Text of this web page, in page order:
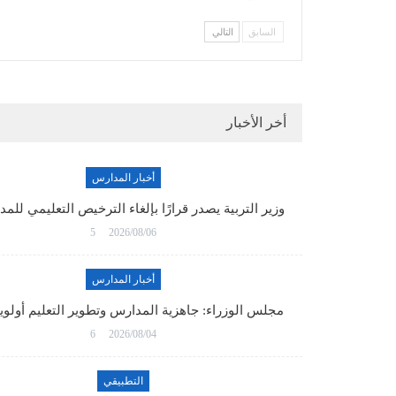
السابق التالي
أخر الأخبار
أخبار المدارس
وزير التربية يصدر قرارًا بإلغاء الترخيص التعليمي
2026/08/06
5
أخبار المدارس
مجلس الوزراء: جاهزية المدارس وتطوير التعليم
2026/08/04
6
التطبيقي